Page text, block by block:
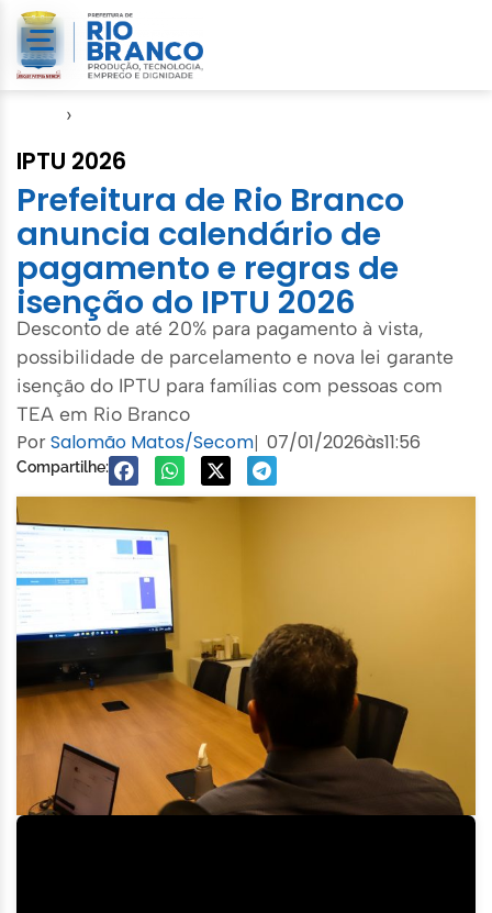
›
IPTU 2026
Prefeitura de Rio Branco
anuncia calendário de
pagamento e regras de
isenção do IPTU 2026
Desconto de até 20% para pagamento à vista,
possibilidade de parcelamento e nova lei garante
isenção do IPTU para famílias com pessoas com
TEA em Rio Branco
PorSalomão Matos/Secom| 07/01/2026às11:56
Compartilhe: